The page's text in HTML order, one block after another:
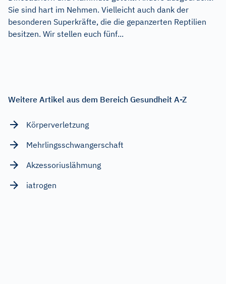
Sie sind hart im Nehmen. Vielleicht auch dank der
besonderen Superkräfte, die die gepanzerten Reptilien
besitzen. Wir stellen euch fünf...
Weitere Artikel aus dem Bereich Gesundheit A-Z
Körperverletzung
Mehrlingsschwangerschaft
Akzessoriuslähmung
iatrogen